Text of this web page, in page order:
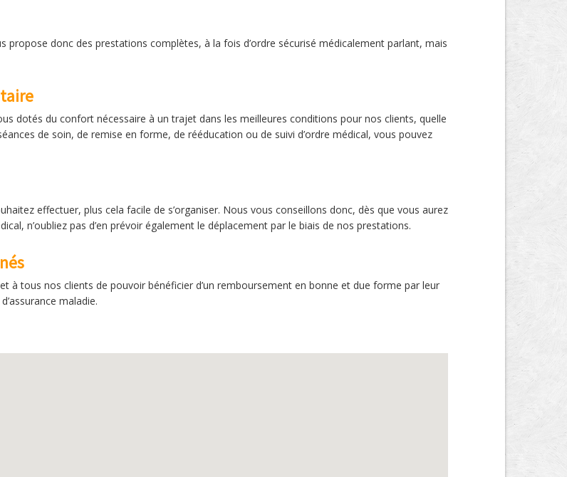
propose donc des prestations complètes, à la fois d’ordre sécurisé médicalement parlant, mais
dotés du confort nécessaire à un trajet dans les meilleures conditions pour nos clients, quelle
de soin, de remise en forme, de rééducation ou de suivi d’ordre médical, vous pouvez
effectuer, plus cela facile de s’organiser. Nous vous conseillons donc, dès que vous aurez
n’oubliez pas d’en prévoir également le déplacement par le biais de nos prestations.
à tous nos clients de pouvoir bénéficier d’un remboursement en bonne et due forme par leur
maladie.